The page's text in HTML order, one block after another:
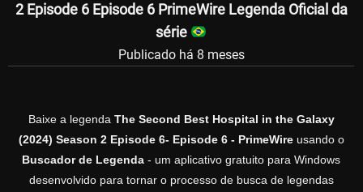
2 Episode 6 Episode 6 PrimeWire Legenda Oficial da
série
Publicado há 8 meses
Baixe a legenda The Second Best Hospital in the Galaxy
(2024) Season 2 Episode 6- Episode 6 - PrimeWireusando o
Buscador de Legenda - um aplicativo gratuito para Windows
desenvolvido para tornar o processo de busca de legendas